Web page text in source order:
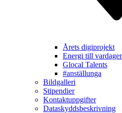
Årets digiprojekt
Energi till
Glocal Talents
#anställunga
Bildgalleri
Stipendier
Kontakt­uppgifter
Dataskydds­beskrivning